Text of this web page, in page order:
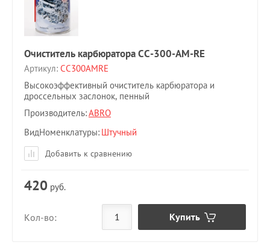
Очиститель карбюратора CC-300-AM-RE
Артикул: CC300AMRE
Высокоэффективный очиститель карбюратора и
дроссельных заслонок, пенный
Производитель:ABRO
ВидНоменклатуры Штучный
Добавить к сравнению
Кол-во:
420 руб.
Купить